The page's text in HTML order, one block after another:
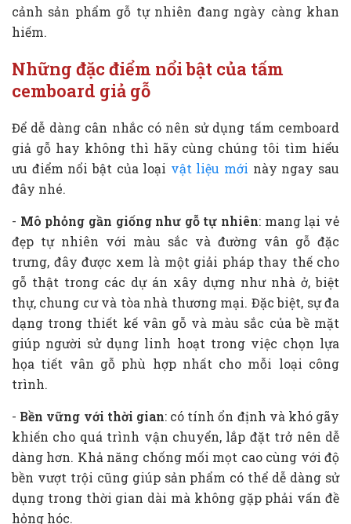
cảnh sản phẩm gỗ tự nhiên đang ngày càng khan
hiếm.
Những đặc điểm nổi bật của tấm
cemboard giả gỗ
Để dễ dàng cân nhắc có nên sử dụng tấm cemboard
giả gỗ hay không thì hãy cùng chúng tôi tìm hiểu
ưu điểm nổi bật của loại vật liệu mới này ngay sau
đây nhé.
- Mô phỏng gần giống như gỗ tự nhiên: mang lại vẻ
đẹp tự nhiên với màu sắc và đường vân gỗ đặc
trưng, đây được xem là một giải pháp thay thế cho
gỗ thật trong các dự án xây dựng như nhà ở, biệt
thự, chung cư và tòa nhà thương mại. Đặc biệt, sự đa
dạng trong thiết kế vân gỗ và màu sắc của bề mặt
giúp người sử dụng linh hoạt trong việc chọn lựa
họa tiết vân gỗ phù hợp nhất cho mỗi loại công
trình.
- Bền vững với thời gian: có tính ổn định và khó gãy
khiến cho quá trình vận chuyển, lắp đặt trở nên dễ
dàng hơn. Khả năng chống mối mọt cao cùng với độ
bền vượt trội cũng giúp sản phẩm có thể dễ dàng sử
dụng trong thời gian dài mà không gặp phải vấn đề
hỏng hóc.